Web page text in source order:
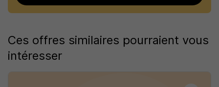
Ces offres similaires pourraient vous
intéresser